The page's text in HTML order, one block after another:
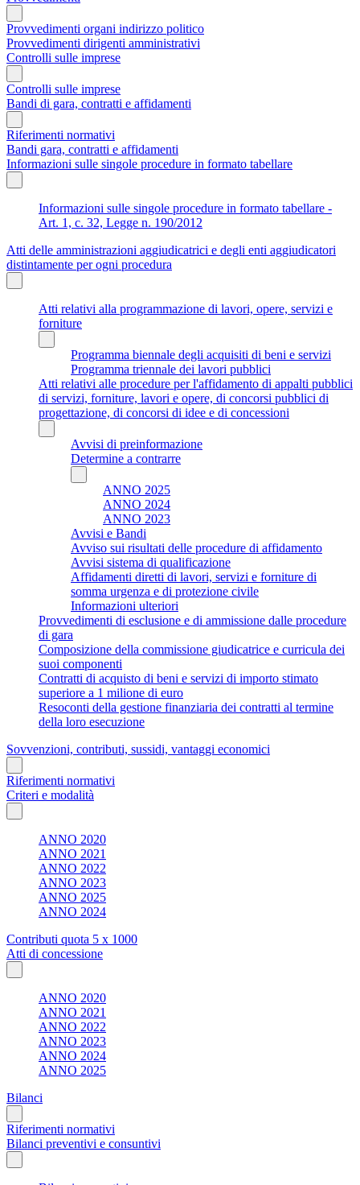
Provvedimenti organi indirizzo politico
Provvedimenti dirigenti amministrativi
Controlli sulle imprese
Controlli sulle imprese
Bandi di gara, contratti e affidamenti
Riferimenti normativi
Bandi gara, contratti e affidamenti
Informazioni sulle singole procedure in formato tabellare
Informazioni sulle singole procedure in formato tabellare -
Art. 1, c. 32, Legge n. 190/2012
Atti delle amministrazioni aggiudicatrici e degli enti aggiudicatori
distintamente per ogni procedura
Atti relativi alla programmazione di lavori, opere, servizi e
forniture
Programma biennale degli acquisiti di beni e servizi
Programma triennale dei lavori pubblici
Atti relativi alle procedure per l'affidamento di appalti pubblici
di servizi, forniture, lavori e opere, di concorsi pubblici di
progettazione, di concorsi di idee e di concessioni
Avvisi di preinformazione
Determine a contrarre
ANNO 2025
ANNO 2024
ANNO 2023
Avvisi e Bandi
Avviso sui risultati delle procedure di affidamento
Avvisi sistema di qualificazione
Affidamenti diretti di lavori, servizi e forniture di
somma urgenza e di protezione civile
Informazioni ulteriori
Provvedimenti di esclusione e di ammissione dalle procedure
di gara
Composizione della commissione giudicatrice e curricula dei
suoi componenti
Contratti di acquisto di beni e servizi di importo stimato
superiore a 1 milione di euro
Resoconti della gestione finanziaria dei contratti al termine
della loro esecuzione
Sovvenzioni, contributi, sussidi, vantaggi economici
Riferimenti normativi
Criteri e modalità
ANNO 2020
ANNO 2021
ANNO 2022
ANNO 2023
ANNO 2025
ANNO 2024
Contributi quota 5 x 1000
Atti di concessione
ANNO 2020
ANNO 2021
ANNO 2022
ANNO 2023
ANNO 2024
ANNO 2025
Bilanci
Riferimenti normativi
Bilanci preventivi e consuntivi